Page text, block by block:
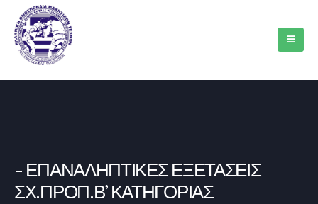
ΕΠΑΝΑΛΗΠΤΙΚΕΣ ΕΞΕΤΑΣΕΙΣ
ΣΧ.ΠΡΟΠ.Β’ ΚΑΤΗΓΟΡΙΑΣ